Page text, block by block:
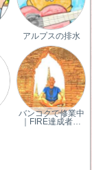
アルプスの排水
バンコクで修業中
｜FIRE達成者…